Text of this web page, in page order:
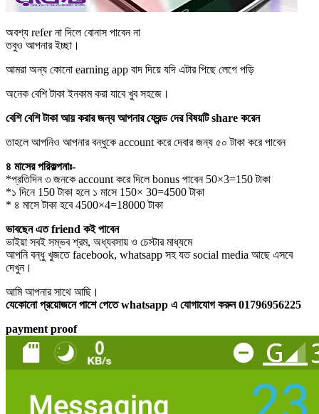
অবশ্য refer না দিলে বোনাস পাবেন না
তবুও আপনার ইচ্ছা।
আমরা অন্য কোনো earning app বাদ দিয়ে যদি এটার পিছে লেগে পড়ি
অনেক বেশি টাকা ইনকাম করা যাবে খুব সহজে।
বেশি বেশি টাকা আয় করার জন্য আপনার ফ্রেন্ড দের বিষয়টি share করেন
তাহলে আপনিও আপনার বন্ধুকে account করে দেবার জন্য ৫০ টাকা করে পাবেন
৪ মাসের পরিকল্পনাঃ-
*প্রতিদিন ৩ জনকে account করে দিলে bonus পাবেন 50×3=150 টাকা
*১ দিনে 150 টাকা হলে ১ মাসে 150× 30=4500 টাকা
* ৪ মাসে টাকা হবে 4500×4=18000 টাকা
ভাবছেন এত friend কই পাবেন
ভাইয়া সবই সম্ভব শ্রম, অধ্যবসায় ও চেস্টার মাধ্যমে
আপনি বন্ধু খুজতে facebook, whatsapp সহ যত social media আছে এসবে
দেখুন।
আমি আপনার সাথে আছি।
যেকোনো প্রয়োজনে পাশে পেতে whatsapp এ যোগাযোগ করুন 01796956225
payment proof